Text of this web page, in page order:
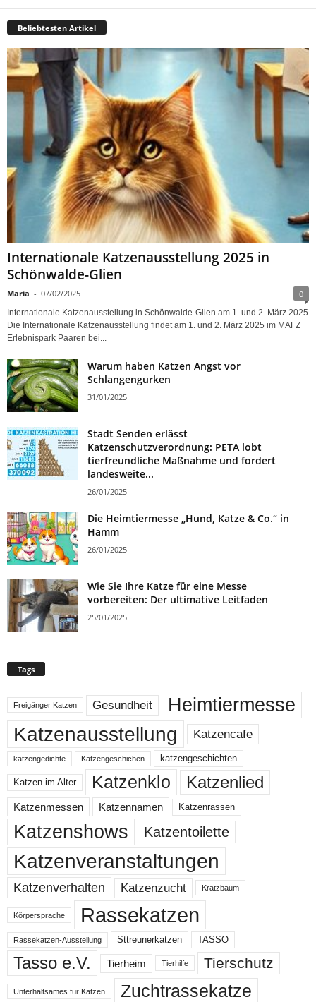
Beliebtesten Artikel
Internationale Katzenausstellung 2025 in
Schönwalde-Glien
Maria - 07/02/2025 0
Internationale Katzenausstellung in Schönwalde-Glien am 1. und 2. März 2025
Die Internationale Katzenausstellung findet am 1. und 2. März 2025 im MAFZ
Erlebnispark Paaren bei...
Warum haben Katzen Angst vor
Schlangengurken
31/01/2025
Stadt Senden erlässt
Katzenschutzverordnung: PETA lobt
tierfreundliche Maßnahme und fordert
landesweite...
26/01/2025
Die Heimtiermesse „Hund, Katze & Co.“ in
Hamm
26/01/2025
Wie Sie Ihre Katze für eine Messe
vorbereiten: Der ultimative Leitfaden
25/01/2025
Tags
Freigänger Katzen Gesundheit Heimtiermesse
Katzenausstellung Katzencafe
katzengedichte Katzengeschichen katzengeschichten
Katzen im Alter Katzenklo Katzenlied
Katzenmessen Katzennamen Katzenrassen
Katzenshows Katzentoilette
Katzenveranstaltungen
Katzenverhalten Katzenzucht Kratzbaum
Körpersprache Rassekatzen
Rassekatzen-Ausstellung Sttreunerkatzen TASSO
Tasso e.V. Tierheim Tierhilfe Tierschutz
Unterhaltsames für Katzen Zuchtrassekatze